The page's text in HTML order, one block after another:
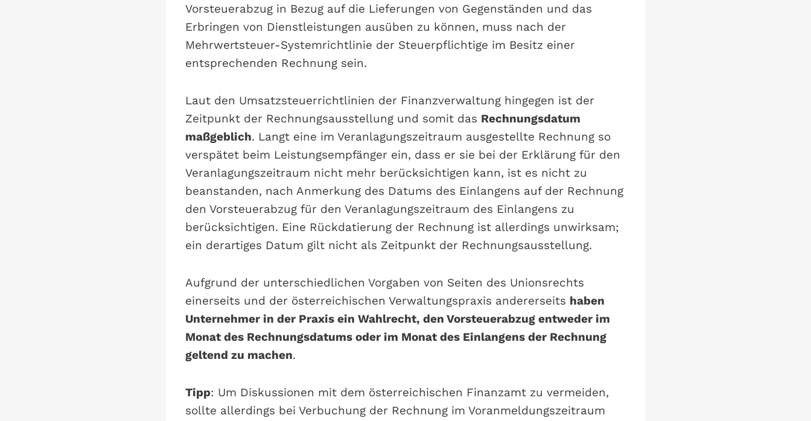
Vorsteuerabzug in Bezug auf die Lieferungen von Gegenständen und das
Erbringen von Dienstleistungen ausüben zu können, muss nach der
Mehrwertsteuer-Systemrichtlinie der Steuerpflichtige im Besitz einer
entsprechenden Rechnung sein.
Laut den Umsatzsteuerrichtlinien der Finanzverwaltung hingegen ist der
Zeitpunkt der Rechnungsausstellung und somit das Rechnungsdatum
maßgeblich. Langt eine im Veranlagungszeitraum ausgestellte Rechnung so
verspätet beim Leistungsempfänger ein, dass er sie bei der Erklärung für den
Veranlagungszeitraum nicht mehr berücksichtigen kann, ist es nicht zu
beanstanden, nach Anmerkung des Datums des Einlangens auf der Rechnung
den Vorsteuerabzug für den Veranlagungszeitraum des Einlangens zu
berücksichtigen. Eine Rückdatierung der Rechnung ist allerdings unwirksam;
ein derartiges Datum gilt nicht als Zeitpunkt der Rechnungsausstellung.
Aufgrund der unterschiedlichen Vorgaben von Seiten des Unionsrechts
einerseits und der österreichischen Verwaltungspraxis andererseits haben
Unternehmer in der Praxis ein Wahlrecht, den Vorsteuerabzug entweder im
Monat des Rechnungsdatums oder im Monat des Einlangens der Rechnung
geltend zu machen.
Tipp: Um Diskussionen mit dem österreichischen Finanzamt zu vermeiden,
sollte allerdings bei Verbuchung der Rechnung im Voranmeldungszeitraum